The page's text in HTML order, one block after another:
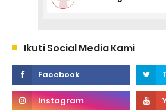
Ikuti Social Media Kami